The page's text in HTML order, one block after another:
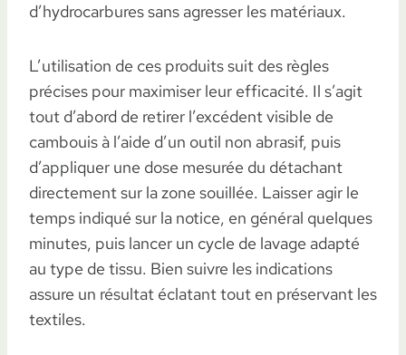
d’hydrocarbures sans agresser les matériaux.
L’utilisation de ces produits suit des règles
précises pour maximiser leur efficacité. Il s’agit
tout d’abord de retirer l’excédent visible de
cambouis à l’aide d’un outil non abrasif, puis
d’appliquer une dose mesurée du détachant
directement sur la zone souillée. Laisser agir le
temps indiqué sur la notice, en général quelques
minutes, puis lancer un cycle de lavage adapté
au type de tissu. Bien suivre les indications
assure un résultat éclatant tout en préservant les
textiles.